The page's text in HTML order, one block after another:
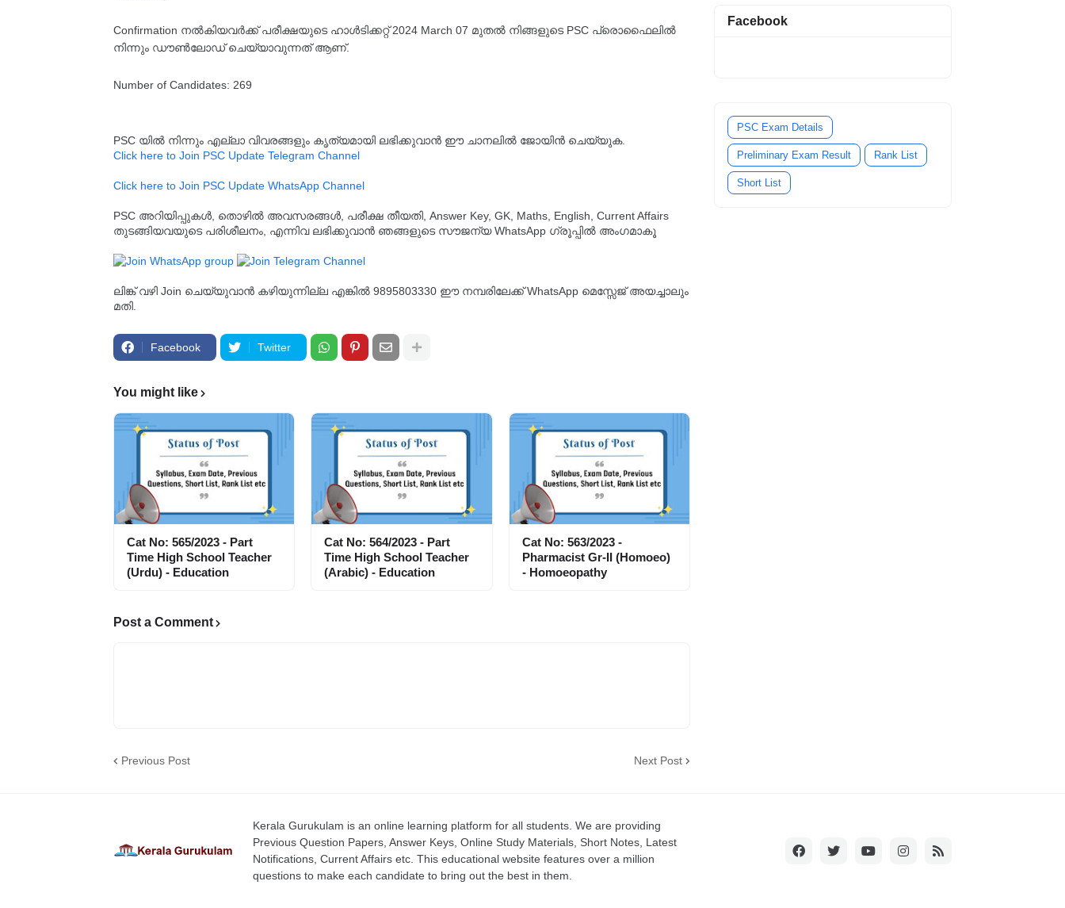
Confirmation നൽകിയവർക്ക് പരീക്ഷയുടെ ഹാൾടിക്കറ്റ് 2024 March 07 മുതൽ നിങ്ങളുടെ PSC പ്രൊഫൈലിൽ
നിന്നും ഡൗൺലോഡ് ചെയ്യാവുന്നത് ആണ്.
Number of Candidates: 269
PSC യിൽ നിന്നും എല്ലാ വിവരങ്ങളും കൃത്യമായി ലഭിക്കുവാൻ ഈ ചാനലിൽ ജോയിൻ ചെയ്യുക.
Click here to Join PSC Update Telegram Channel
Click here to Join PSC Update WhatsApp Channel
PSC അറിയിപ്പുകൾ, തൊഴിൽ അവസരങ്ങൾ, പരീക്ഷ തീയതി, Answer Key, GK, Maths, English, Current Affairs
തുടങ്ങിയവയുടെ പരിശീലനം, എന്നിവ ലഭിക്കുവാൻ ഞങ്ങളുടെ സൗജന്യ WhatsApp ഗ്രൂപ്പിൽ അംഗമാകൂ
ലിങ്ക് വഴി Join ചെയ്യുവാൻ കഴിയുന്നില്ല എങ്കിൽ 9895803330 ഈ നമ്പരിലേക്ക് WhatsApp മെസ്സേജ് അയച്ചാലും
മതി.
Facebook Twitter
You might like
Cat No: 565/2023 - Part
Time High School Teacher
(Urdu) - Education
Cat No: 564/2023 - Part
Time High School Teacher
(Arabic) - Education
Cat No: 563/2023 -
Pharmacist Gr-II (Homoeo)
- Homoeopathy
Post a Comment
Previous Post Next Post
Facebook
PSC Exam Details
Preliminary Exam Result Rank List
Short List
Kerala Gurukulam is an online learning platform for all students. We are providing
Previous Question Papers, Answer Keys, Online Study Materials, Short Notes, Latest
Notifications, Current Affairs etc. This educational website features over a million
questions to make each candidate to bring out the best in them.